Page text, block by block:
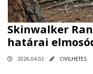
Skinwalker
határai
2026.04.02 CIVILHETES